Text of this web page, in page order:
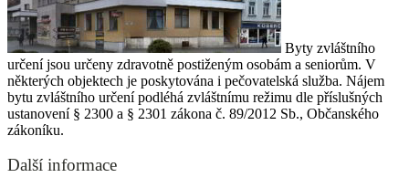
Byty zvláštního
určení jsou určeny zdravotně postiženým osobám a seniorům. V
některých objektech je poskytována i pečovatelská služba. Nájem
bytu zvláštního určení podléhá zvláštnímu režimu dle příslušných
ustanovení § 2300 a § 2301 zákona č. 89/2012 Sb., Občanského
zákoníku.
Další informace